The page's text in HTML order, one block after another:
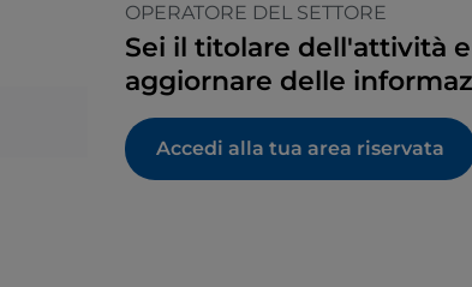
OPERATORE DEL SETTORE
Sei il titolare dell'attività
aggiornare delle
Accedi alla tua area riservata